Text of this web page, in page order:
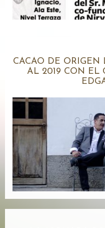
CACAO DE
AL 2019 CON EL